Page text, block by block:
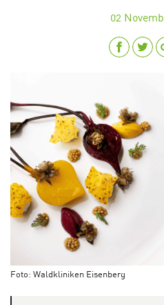
02
Foto: Waldkliniken Eisenberg